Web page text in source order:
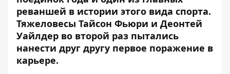
реваншей в истории этого вида спорта.
Тяжеловесы Тайсон Фьюри и Деонтей
Уайлдер во второй раз пытались
нанести друг другу первое поражение в
карьере.